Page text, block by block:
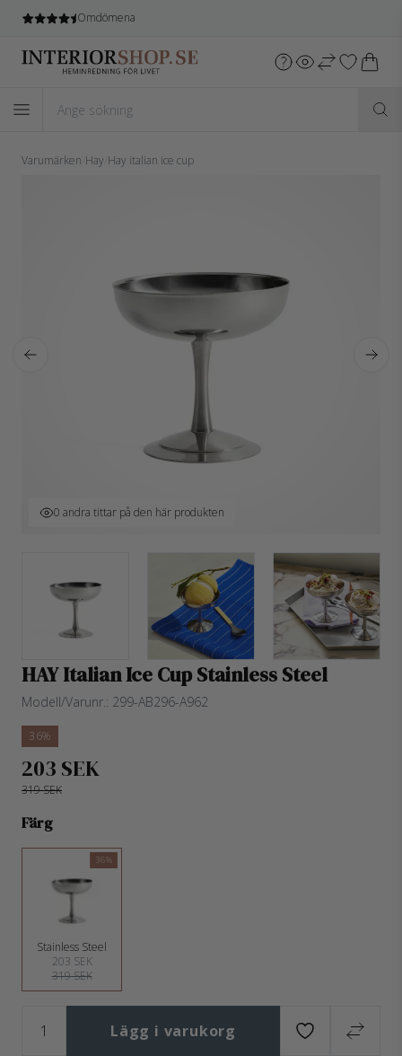
Omdömena
Varumärken Hay Hay italian ice cup
0 andra tittar på den här produkten
HAY Italian Ice Cup Stainless Steel
Modell/Varunr.: 299-AB296-A962
36%
203 SEK
319 SEK
Färg
36%
Stainless Steel
203 SEK
319 SEK
Lägg i varukorg